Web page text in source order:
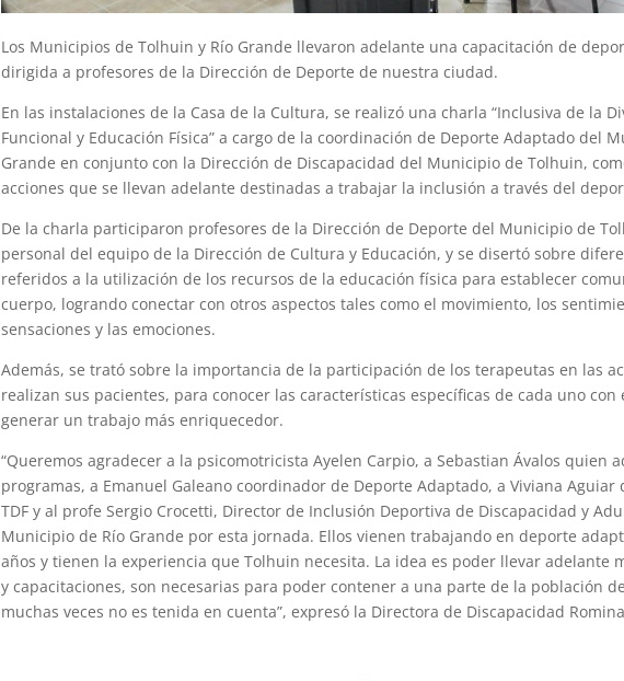
Los Municipios de Tolhuin y Río Grande llevaron adelante una capacitación de
dirigida a profesores de la Dirección de Deporte de nuestra ciudad.
En las instalaciones de la Casa de la Cultura, se realizó una charla “Inclusiva de la
Funcional y Educación Física” a cargo de la coordinación de Deporte Adaptado del
Grande en conjunto con la Dirección de Discapacidad del Municipio de Tolhuin,
acciones que se llevan adelante destinadas a trabajar la inclusión a través del
De la charla participaron profesores de la Dirección de Deporte del Municipio de
personal del equipo de la Dirección de Cultura y Educación, y se disertó sobre
referidos a la utilización de los recursos de la educación física para establecer
cuerpo, logrando conectar con otros aspectos tales como el movimiento, los
sensaciones y las emociones.
Además, se trató sobre la importancia de la participación de los terapeutas en las
realizan sus pacientes, para conocer las características específicas de cada uno con
generar un trabajo más enriquecedor.
“Queremos agradecer a la psicomotricista Ayelen Carpio, a Sebastian Ávalos quien
programas, a Emanuel Galeano coordinador de Deporte Adaptado, a Viviana Aguiar
TDF y al profe Sergio Crocetti, Director de Inclusión Deportiva de Discapacidad y
Municipio de Río Grande por esta jornada. Ellos vienen trabajando en deporte
años y tienen la experiencia que Tolhuin necesita. La idea es poder llevar adelante
y capacitaciones, son necesarias para poder contener a una parte de la población
muchas veces no es tenida en cuenta”, expresó la Directora de Discapacidad